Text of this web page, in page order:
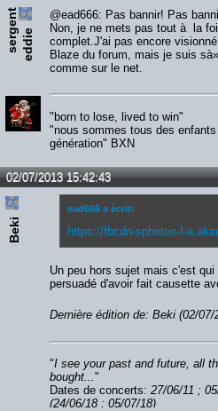
s
e
rg
e
n
t
e
d
d
ie
@ead666: Pas bannir! Pas
Non, je ne mets pas tout à la
complet.J'ai pas encore
Blaze du forum, mais je suis
comme sur le net.
"born to lose, lived to win"
"nous sommes tous des
génération" BXN
02/07/2013 15:42:43
Beki
ead666 a écrit:
https://fbcdn-sphotos-f-
Un peu hors sujet mais c'est
persuadé d'avoir fait causette
Dernière édition de: Beki (02/07/
"I see your past and future, all
bought... "
Dates de concerts: 27/06/11 ;
(24/06/18 ; 05/07/18)